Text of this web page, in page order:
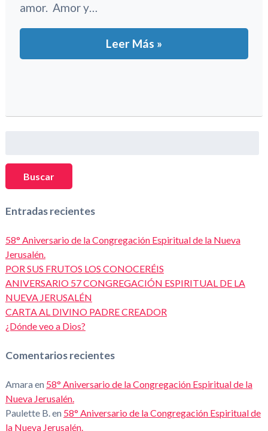
amor. Amor y…
Leer Más »
Buscar
Entradas recientes
58° Aniversario de la Congregación Espiritual de la Nueva
Jerusalén.
POR SUS FRUTOS LOS CONOCERÉIS
ANIVERSARIO 57 CONGREGACIÓN ESPIRITUAL DE LA
NUEVA JERUSALÉN
CARTA AL DIVINO PADRE CREADOR
¿Dónde veo a Dios?
Comentarios recientes
Amara en 58° Aniversario de la Congregación Espiritual de la
Nueva Jerusalén.
Paulette B.en 58° Aniversario de la Congregación Espiritual de
la Nueva Jerusalén.